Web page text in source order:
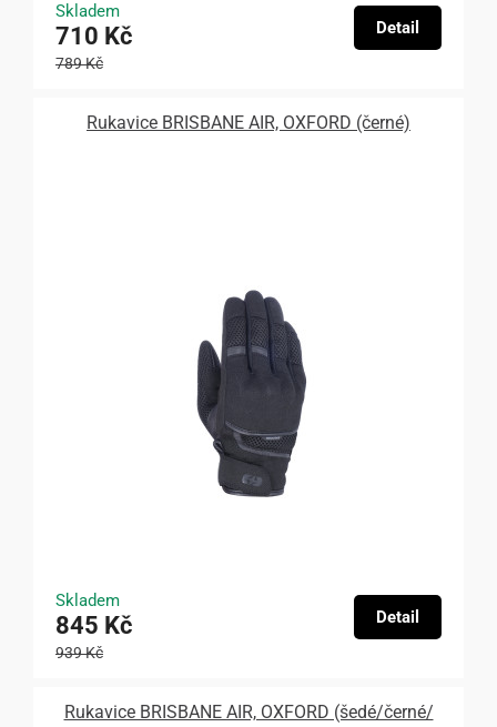
Skladem
710 Kč
789 Kč
Detail
Rukavice BRISBANE AIR, OXFORD (černé)
Skladem
845 Kč
939 Kč
Detail
Rukavice BRISBANE AIR, OXFORD (šedé/černé/